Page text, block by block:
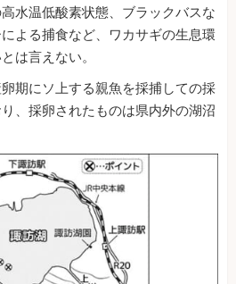
水温低酸素状態、ブラックバスな
よる捕食など、ワカサギの生息環
は言えない。
期にソ上する親魚を採捕しての採
、採卵されたものは県内外の湖沼